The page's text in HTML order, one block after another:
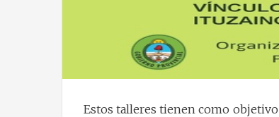
Estos talleres tienen como objetivo